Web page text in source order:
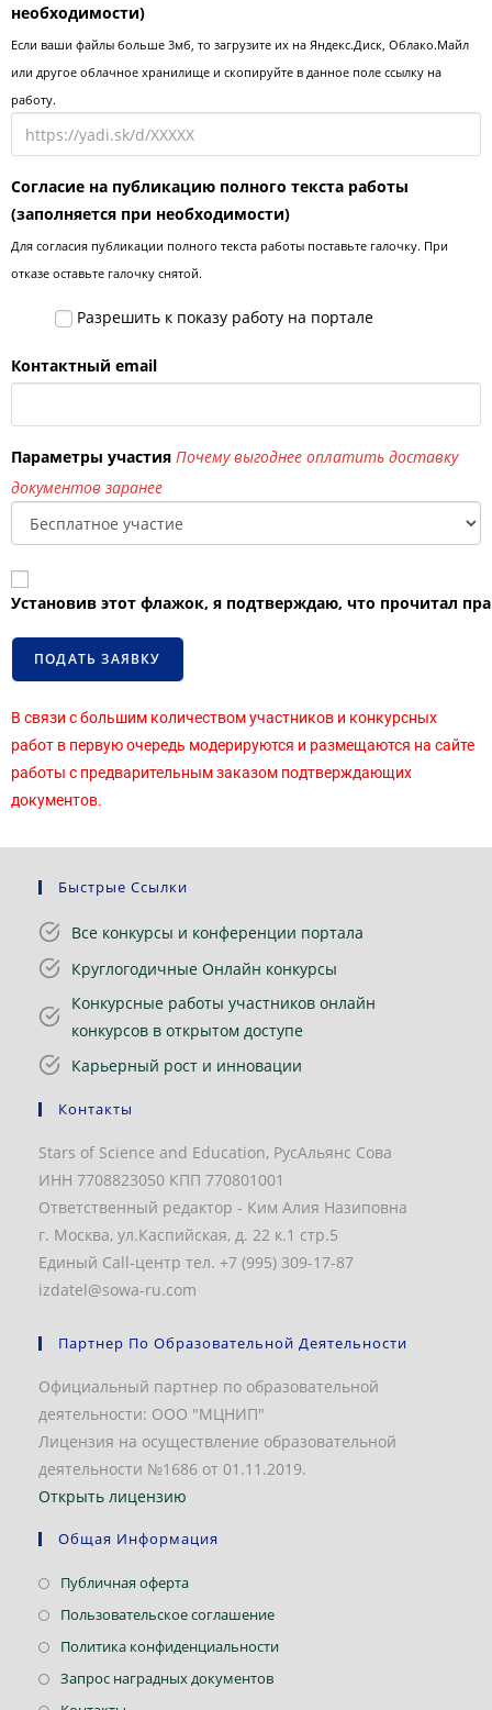
необходимости)
Если ваши файлы больше 3мб, то загрузите их на Яндекс.Диск, Облако.Майл
или другое облачное хранилище и скопируйте в данное поле ссылку на
работу.
Согласие на публикацию полного текста работы
(заполняется при необходимости)
Для согласия публикации полного текста работы поставьте галочку. При
отказе оставьте галочку снятой.
Разрешить к показу работу на портале
Контактный email
Параметры участия Почему выгоднее оплатить доставку
документов заранее
Установив этот флажок, я подтверждаю, что прочитал
В связи с большим количеством участников и конкурсных
работ в первую очередь модерируются и размещаются на сайте
работы с предварительным заказом подтверждающих
документов.
Быстрые Ссылки
Все конкурсы и конференции портала
Круглогодичные Онлайн конкурсы
Конкурсные работы участников онлайн
конкурсов в открытом доступе
Карьерный рост и инновации
Контакты
Stars of Science and Education, РусАльянс Сова
ИНН 7708823050 КПП 770801001
Ответственный редактор - Ким Алия Назиповна
г. Москва, ул.Каспийская, д. 22 к.1 стр.5
Единый Call-центр тел. +7 (995) 309-17-87
izdatel@sowa-ru.com
Партнер По Образовательной Деятельности
Официальный партнер по образовательной
деятельности: ООО "МЦНИП"
Лицензия на осуществление образовательной
деятельности №1686 от 01.11.2019.
Открыть лицензию
Общая Информация
Публичная оферта
Пользовательское соглашение
Политика конфиденциальности
Запрос наградных документов